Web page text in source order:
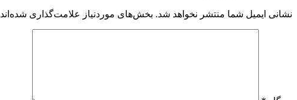
نشانی ایمیل شما منتشر نخواهد شد. بخش‌های موردنیاز علامت‌گذاری شده‌اند